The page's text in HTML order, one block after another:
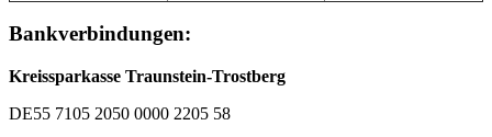
Bankverbindungen:
Kreissparkasse Traunstein-Trostberg
DE55 7105 2050 0000 2205 58